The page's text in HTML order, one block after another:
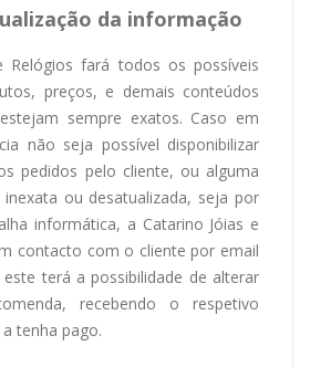
da informação
Relógios fará todos os possíveis
preços, e demais conteúdos
sempre exatos. Caso em
não seja possível disponibilizar
pedidos pelo cliente, ou alguma
ou desatualizada, seja por
informática, a Catarino Jóias e
contacto com o cliente por email
terá a possibilidade de alterar
recebendo o respetivo
tenha pago.